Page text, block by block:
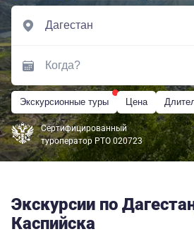
Экскурсионные туры Цена
Сертифицированный
туроператор РТО 020723
Экскурсии по
Каспийска